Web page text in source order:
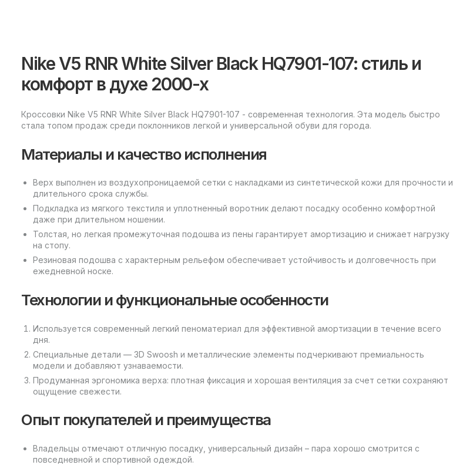
Nike V5 RNR White Silver Black HQ7901-107: стиль и
комфорт в духе 2000-х
Кроссовки Nike V5 RNR White Silver Black HQ7901-107 - современная технология. Эта модель быстро
стала топом продаж среди поклонников легкой и универсальной обуви для города.
Материалы и качество исполнения
Верх выполнен из воздухопроницаемой сетки с накладками из синтетической кожи для прочности и
длительного срока службы.
Подкладка из мягкого текстиля и уплотненный воротник делают посадку особенно комфортной
даже при длительном ношении.
Толстая, но легкая промежуточная подошва из пены гарантирует амортизацию и снижает нагрузку
на стопу.
Резиновая подошва с характерным рельефом обеспечивает устойчивость и долговечность при
ежедневной носке.
Технологии и функциональные особенности
Используется современный легкий пеноматериал для эффективной амортизации в течение всего
дня.
Специальные детали — 3D Swoosh и металлические элементы подчеркивают премиальность
модели и добавляют узнаваемости.
Продуманная эргономика верха: плотная фиксация и хорошая вентиляция за счет сетки сохраняют
ощущение свежести.
Опыт покупателей и преимущества
Владельцы отмечают отличную посадку, универсальный дизайн – пара хорошо смотрится с
повседневной и спортивной одеждой.